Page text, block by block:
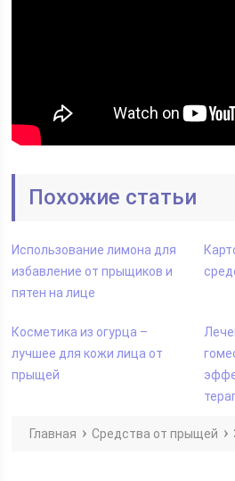
Похожие статьи
Использование лимона для
избавление от прыщиков и
пятен на лице
Косметика из огурца –
лучшее для кожи лица от
прыщей
Главная Средства от прыщей